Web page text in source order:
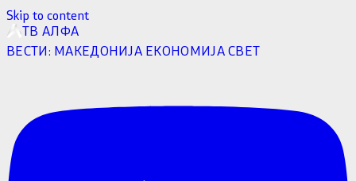
Skip to content
ТВ АЛФА
ВЕСТИ: МАКЕДОНИЈА ЕКОНОМИЈАСВЕТ